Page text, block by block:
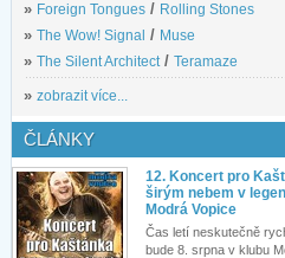
» Foreign Tongues / Rolling Stones
» The Wow! Signal / Muse
» The Silent Architect/ Teramaze
» zobrazit více...
ČLÁNKY
12. Koncert pro
širým nebem v
Modrá Vopice
Čas letí neskutečně
bude 8. srpna v klubu